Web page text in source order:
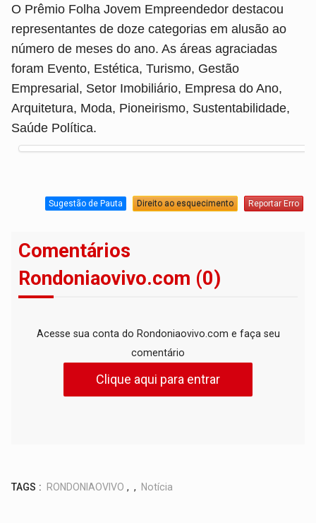
O Prêmio Folha Jovem Empreendedor destacou
representantes de doze categorias em alusão ao
número de meses do ano. As áreas agraciadas
foram Evento, Estética, Turismo, Gestão
Empresarial, Setor Imobiliário, Empresa do Ano,
Arquitetura, Moda, Pioneirismo, Sustentabilidade,
Saúde Política.
Sugestão de Pauta Direito ao esquecimento Reportar Erro
Comentários
Rondoniaovivo.com (0)
Acesse sua conta do Rondoniaovivo.com e faça seu
comentário
Clique aqui para entrar
TAGS : RONDONIAOVIVO , , Notícia